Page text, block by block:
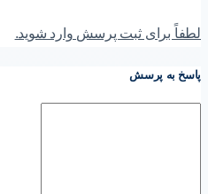
لطفاً برای ثبت پرسش وارد شوید.
پاسخ به پرسش